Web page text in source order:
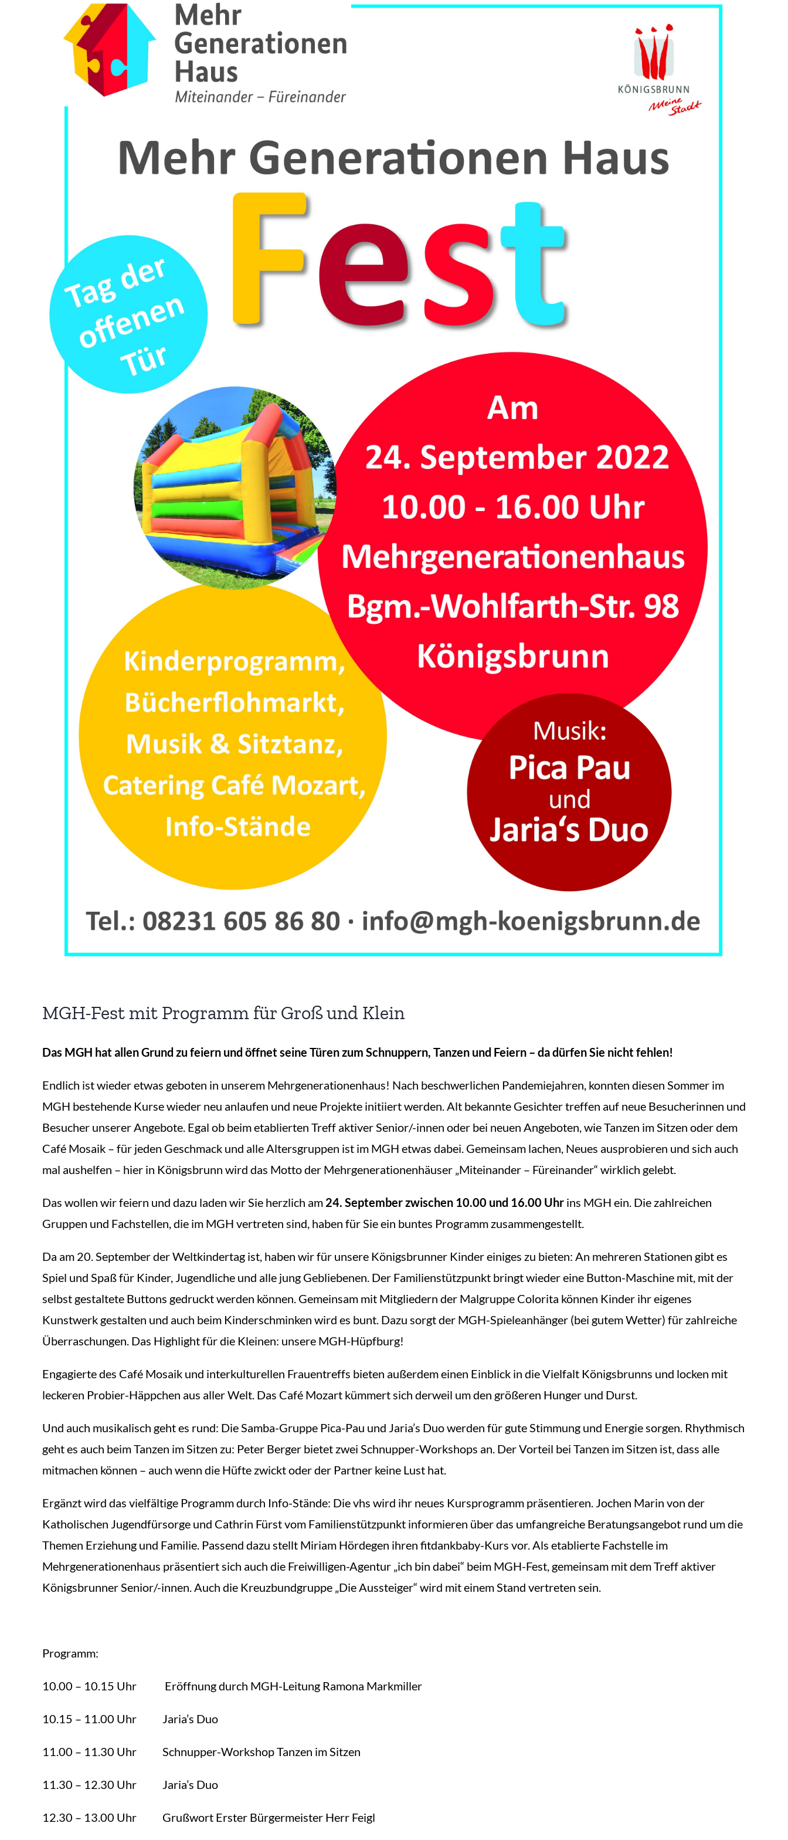
MGH-Fest mit Programm für Groß und Klein
Das MGH hat allen Grund zu feiern und öffnet seine Türen zum Schnuppern, Tanzen und Feiern – da dürfen Sie nicht fehlen!
Endlich ist wieder etwas geboten in unserem Mehrgenerationenhaus! Nach beschwerlichen Pandemiejahren, konnten diesen Sommer im
MGH bestehende Kurse wieder neu anlaufen und neue Projekte initiiert werden. Alt bekannte Gesichter treffen auf neue Besucherinnen und
Besucher unserer Angebote. Egal ob beim etablierten Treff aktiver Senior/-innen oder bei neuen Angeboten, wie Tanzen im Sitzen oder dem
Café Mosaik – für jeden Geschmack und alle Altersgruppen ist im MGH etwas dabei. Gemeinsam lachen, Neues ausprobieren und sich auch
mal aushelfen – hier in Königsbrunn wird das Motto der Mehrgenerationenhäuser „Miteinander – Füreinander“ wirklich gelebt.
Das wollen wir feiern und dazu laden wir Sie herzlich am 24. September zwischen 10.00 und 16.00 Uhr ins MGH ein. Die zahlreichen
Gruppen und Fachstellen, die im MGH vertreten sind, haben für Sie ein buntes Programm zusammengestellt.
Da am 20. September der Weltkindertag ist, haben wir für unsere Königsbrunner Kinder einiges zu bieten: An mehreren Stationen gibt es
Spiel und Spaß für Kinder, Jugendliche und alle jung Gebliebenen. Der Familienstützpunkt bringt wieder eine Button-Maschine mit, mit der
selbst gestaltete Buttons gedruckt werden können. Gemeinsam mit Mitgliedern der Malgruppe Colorita können Kinder ihr eigenes
Kunstwerk gestalten und auch beim Kinderschminken wird es bunt. Dazu sorgt der MGH-Spieleanhänger (bei gutem Wetter) für zahlreiche
Überraschungen. Das Highlight für die Kleinen: unsere MGH-Hüpfburg!
Engagierte des Café Mosaik und interkulturellen Frauentreffs bieten außerdem einen Einblick in die Vielfalt Königsbrunns und locken mit
leckeren Probier-Häppchen aus aller Welt. Das Café Mozart kümmert sich derweil um den größeren Hunger und Durst.
Und auch musikalisch geht es rund: Die Samba-Gruppe Pica-Pau und Jaria’s Duo werden für gute Stimmung und Energie sorgen. Rhythmisch
geht es auch beim Tanzen im Sitzen zu: Peter Berger bietet zwei Schnupper-Workshops an. Der Vorteil bei Tanzen im Sitzen ist, dass alle
mitmachen können – auch wenn die Hüfte zwickt oder der Partner keine Lust hat.
Ergänzt wird das vielfältige Programm durch Info-Stände: Die vhs wird ihr neues Kursprogramm präsentieren. Jochen Marin von der
Katholischen Jugendfürsorge und Cathrin Fürst vom Familienstützpunkt informieren über das umfangreiche Beratungsangebot rund um die
Themen Erziehung und Familie. Passend dazu stellt Miriam Hördegen ihren fitdankbaby-Kurs vor. Als etablierte Fachstelle im
Mehrgenerationenhaus präsentiert sich auch die Freiwilligen-Agentur „ich bin dabei“ beim MGH-Fest, gemeinsam mit dem Treff aktiver
Königsbrunner Senior/-innen. Auch die Kreuzbundgruppe „Die Aussteiger“ wird mit einem Stand vertreten sein.
Programm:
10.00 – 10.15 Uhr Eröffnung durch MGH-Leitung Ramona Markmiller
10.15 – 11.00 Uhr Jaria’s Duo
11.00 – 11.30 Uhr Schnupper-Workshop Tanzen im Sitzen
11.30 – 12.30 Uhr Jaria’s Duo
12.30 – 13.00 Uhr Grußwort Erster Bürgermeister Herr Feigl